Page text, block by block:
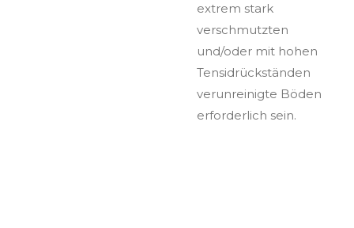
extrem stark
verschmutzten
und/oder mit hohen
Tensidrückständen
verunreinigte Böden
erforderlich sein.